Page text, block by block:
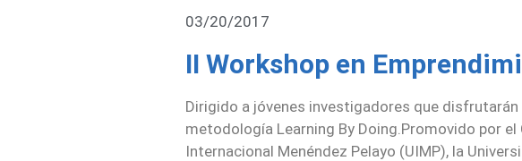
03/20/2017
II Workshop en
Dirigido a jóvenes investigadores que
metodología Learning By Doing.Promovido por
Internacional Menéndez Pelayo (UIMP), la